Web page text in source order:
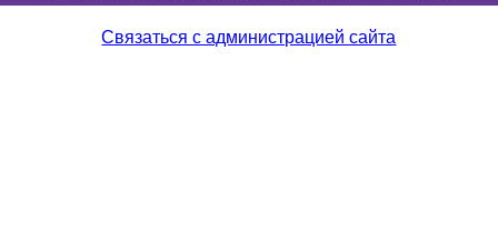
Связаться с администрацией сайта